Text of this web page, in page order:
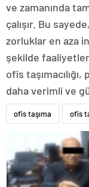
ve zamanında
çalışır. Bu
zorluklar en aza
şekilde
ofis
daha verimli ve
ofis taşıma ofis